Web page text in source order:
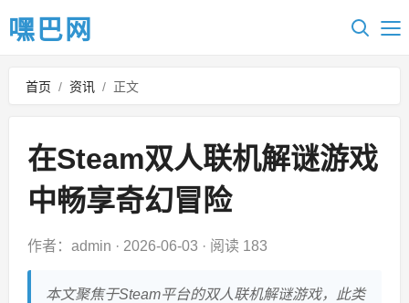
嘿巴网
首页 / 资讯 / 正文
在Steam双人联机解谜游戏
中畅享奇幻冒险
作者：admin · 2026-06-03 · 阅读 183
本文聚焦于Steam平台的双人联机解谜游戏，此类